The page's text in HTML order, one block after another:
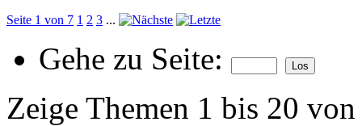
Seite 1 von 7 1 2 3 ...
Gehe zu Seite:
Zeige Themen 1 bis 20